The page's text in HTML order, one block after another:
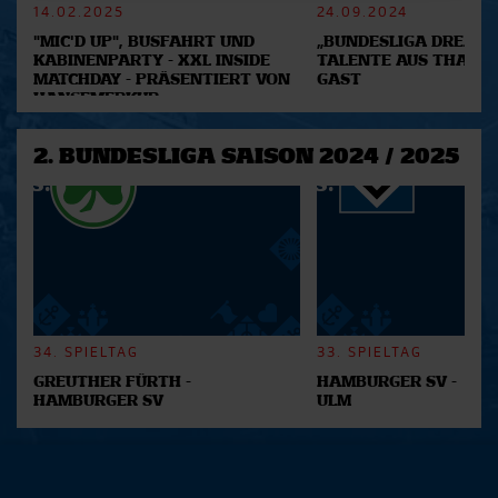
Abschnitt Einzelheiten
Wir verwenden Cookies, um Inhalte und Anzeigen zu
personalisieren, Funktionen für soziale Medien anbieten
analysieren. Außerdem geben wir Informationen zu Ihrer
soziale Medien, Werbung und Analysen weiter. Unsere
Partner führen diese Informationen möglicherweise mit
14.02.2025
"MIC'D UP", BUSFAHRT UND
KABINENPARTY - XXL INSIDE
MATCHDAY - PRÄSENTIERT VON
HANSEMERKUR
24.09.2024
„BUNDESLIGA DREAM
TALENTE AUS
GAST
2. BUNDESLIGA SAISON 2024 / 2025
34. SPIELTAG
GREUTHER FÜRTH -
HAMBURGER SV
33. SPIELTAG
HAMBURGER SV -
ULM